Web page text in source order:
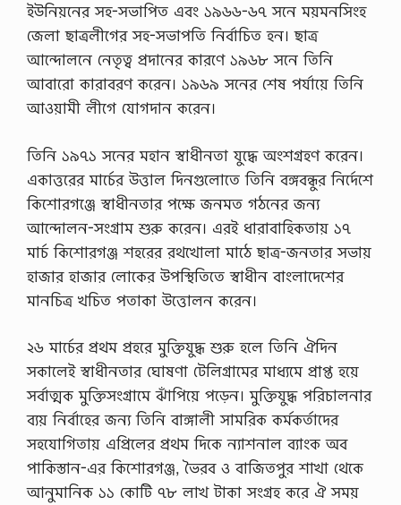
ইউনিয়নের সহ-সভাপিত এবং ১৯৬৬-৬৭ সনে ময়মনসিংহ
জেলা ছাত্রলীগের সহ-সভাপতি নির্বাচিত হন। ছাত্র
আন্দোলনে নেতৃত্ব প্রদানের কারণে ১৯৬৮ সনে তিনি
আবারো কারাবরণ করেন। ১৯৬৯ সনের শেষ পর্যায়ে তিনি
আওয়ামী লীগে যোগদান করেন।
তিনি ১৯৭১ সনের মহান স্বাধীনতা যুদ্ধে অংশগ্রহণ করেন।
একাত্তরের মার্চের উত্তাল দিনগুলোতে তিনি বঙ্গবন্ধুর নির্দেশে
কিশোরগঞ্জে স্বাধীনতার পক্ষে জনমত গঠনের জন্য
আন্দোলন-সংগ্রাম শুরু করেন। এরই ধারাবাহিকতায় ১৭
মার্চ কিশোরগঞ্জ শহরের রথখোলা মাঠে ছাত্র-জনতার সভায়
হাজার হাজার লোকের উপস্থিতিতে স্বাধীন বাংলাদেশের
মানচিত্র খচিত পতাকা উত্তোলন করেন।
২৬ মার্চের প্রথম প্রহরে মুক্তিযুদ্ধ শুরু হলে তিনি ঐদিন
সকালেই স্বাধীনতার ঘোষণা টেলিগ্রামের মাধ্যমে প্রাপ্ত হয়ে
সর্বাত্মক মুক্তিসংগ্রামে ঝাঁপিয়ে পড়েন। মুক্তিযুদ্ধ পরিচালনার
ব্যয় নির্বাহের জন্য তিনি বাঙ্গালী সামরিক কর্মকর্তাদের
সহযোগিতায় এপ্রিলের প্রথম দিকে ন্যাশনাল ব্যাংক অব
পাকিস্তান-এর কিশোরগঞ্জ, ভৈরব ও বাজিতপুর শাখা থেকে
আনুমানিক ১১ কোটি ৭৮ লাখ টাকা সংগ্রহ করে ঐ সময়